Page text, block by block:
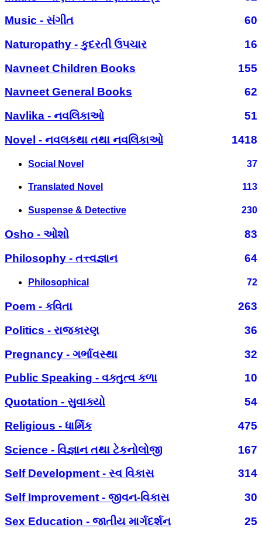
Music - સંગીત
60
Naturopathy - કુદરતી ઉપચાર
16
Navneet Children Books
155
Navneet General Books
62
Navlika - નવલિકાઓ
51
Novel - નવલકથા તથા નવલિકાઓ
1418
Social Novel 37
Translated Novel 113
Suspense & Detective 230
Osho - ઓશો
83
Philosophy - તત્ત્વજ્ઞાન
64
Philosophical 72
Poem - કવિતા
263
Politics - રાજકારણ
36
Pregnancy - ગર્ભાવસ્થા
32
Public Speaking - વક્તુત્વ કળા
10
Quotation - સુવાક્યો
54
Religious - ધાર્મિક
475
Science - વિજ્ઞાન તથા ટેકનોલોજી
167
Self Development - સ્વ વિકાસ
314
Self Improvement - જીવન-વિકાસ
30
Sex Education - જાતીય માર્ગદર્શન
25